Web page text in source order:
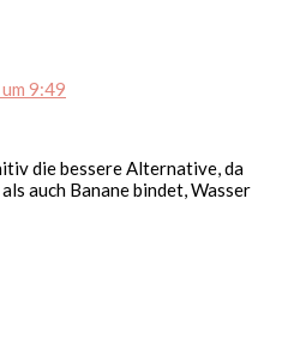
9:49
die bessere Alternative, da
auch Banane bindet, Wasser